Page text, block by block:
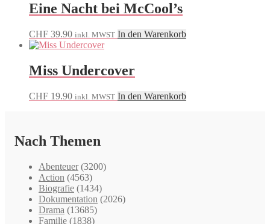
Eine Nacht bei McCool’s
CHF 39.90 inkl. MWST In den Warenkorb
Miss Undercover
CHF 19.90 inkl. MWST In den Warenkorb
Nach Themen
Abenteuer (3200)
Action (4563)
Biografie (1434)
Dokumentation (2026)
Drama (13685)
Familie (1838)